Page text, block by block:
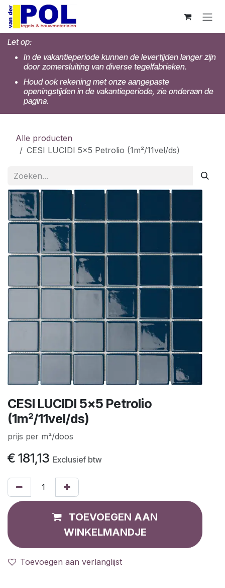
Overslaan naar inhoud
Let op:
In de vakantieperiode kunnen de levertijden langer zijn
door zomersluiting van diverse tegelfabrieken.
Houd ook rekening met onze aangepaste
openingstijden in de vakantieperiode, zie onderaan de
pagina.
Alle producten
CESI LUCIDI 5x5 Petrolio (1m²/11vel/ds)
CESI LUCIDI 5x5 Petrolio
(1m²/11vel/ds)
prijs per m²/doos
€ 181,13 Exclusief btw
TOEVOEGEN AAN
WINKELMANDJE
Toevoegen aan verlanglijst